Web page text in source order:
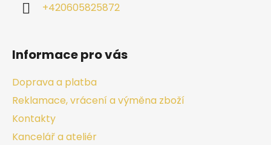
+420605825872
Informace pro vás
Doprava a platba
Reklamace, vrácení a výměna zboží
Kontakty
Kancelář a ateliér